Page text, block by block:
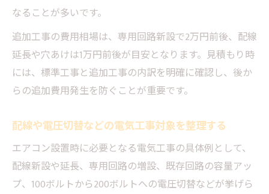
なることが多いです。
追加工事の費用相場は、専用回路新設で2万円前後、配線
延長や穴あけは1万円前後が目安となります。見積もり時
には、標準工事と追加工事の内訳を明確に確認し、後か
らの追加費用発生を防ぐことが重要です。
配線や電圧切替などの電気工事対象を整理する
エアコン設置時に必要となる電気工事の具体例として、
配線新設や延長、専用回路の増設、既存回路の容量アッ
プ、100ボルトから200ボルトへの電圧切替などが挙げら